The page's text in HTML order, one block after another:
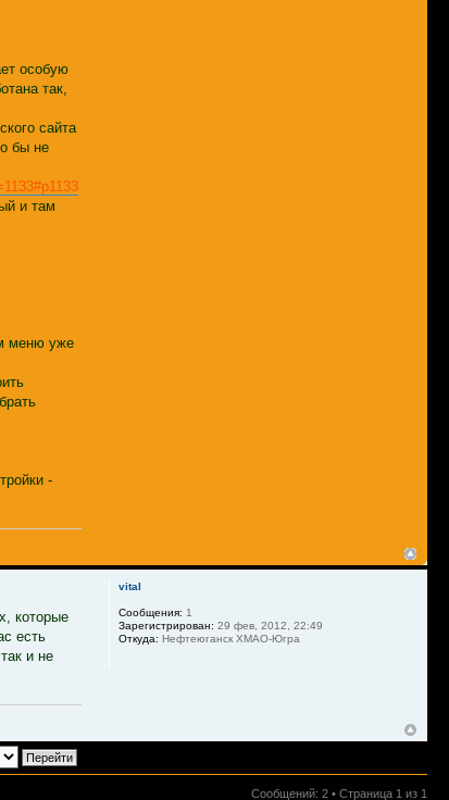
особую
так,
сайта
бы не
и там
меню уже
-
которые
есть
и не
vital
Сообщения: 1
Зарегистрирован: 29 фев, 2012, 22:49
Откуда: Нефтеюганск ХМАО-Югра
Сообщений: 2 • Страница 1 из 1